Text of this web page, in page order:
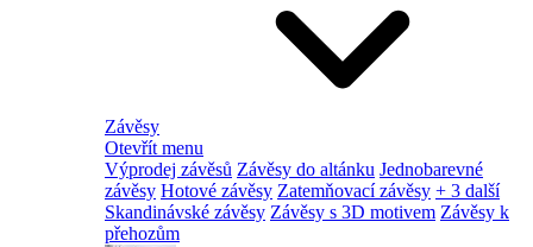
Závěsy
Otevřít menu
Výprodej závěsů Závěsy do altánku Jednobarevné
závěsy Hotové závěsy Zatemňovací závěsy + 3 další
Skandinávské závěsy Závěsy s 3D motivem Závěsy k
přehozům